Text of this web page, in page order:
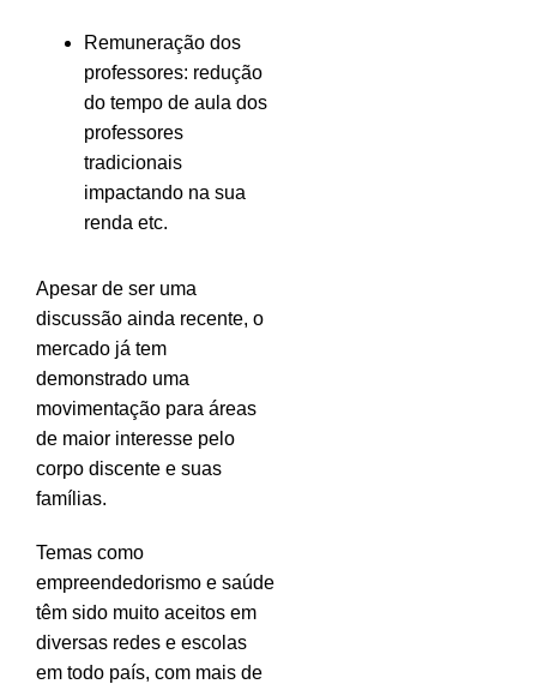
Remuneração dos
professores: redução
do tempo de aula dos
professores
tradicionais
impactando na sua
renda etc.
Apesar de ser uma
discussão ainda recente, o
mercado já tem
demonstrado uma
movimentação para áreas
de maior interesse pelo
corpo discente e suas
famílias.
Temas como
empreendedorismo e saúde
têm sido muito aceitos em
diversas redes e escolas
em todo país, com mais de